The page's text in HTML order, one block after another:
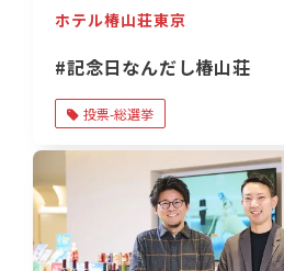
ホテル椿山荘東京
#記念日なんだし椿山荘
投票-総選挙